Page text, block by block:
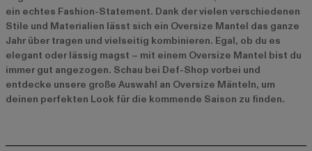
ein echtes Fashion-Statement. Dank der vielen verschiedenen
Stile und Materialien lässt sich ein Oversize Mantel das ganze
Jahr über tragen und vielseitig kombinieren. Egal, ob du es
elegant oder lässig magst – mit einem Oversize Mantel bist du
immer gut angezogen. Schau bei Def-Shop vorbei und
entdecke unsere große Auswahl an Oversize Mänteln, um
deinen perfekten Look für die kommende Saison zu finden.